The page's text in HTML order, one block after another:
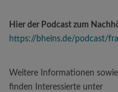
Hier der Podcast zum
https://bheins.de/podcast/
Weitere Informationen
finden Interessierte unter